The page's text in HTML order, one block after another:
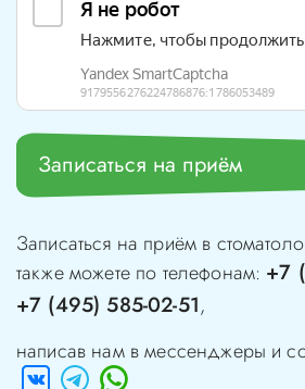
Записаться на приём
Записаться на приём в
также можете по телефонам: +7
+7 (495) 585-02-51,
написав нам в мессенджеры и